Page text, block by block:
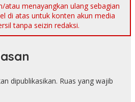
atau menayangkan ulang sebagian
di atas untuk konten akun media
tanpa seizin redaksi.
dipublikasikan. Ruas yang wajib